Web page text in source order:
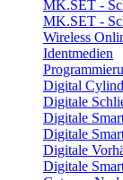
MK.SET -
MK.SET -
Wireless
Identmedien
Digital
Digitale
Digitale
Digitale
Digitale
Digitale